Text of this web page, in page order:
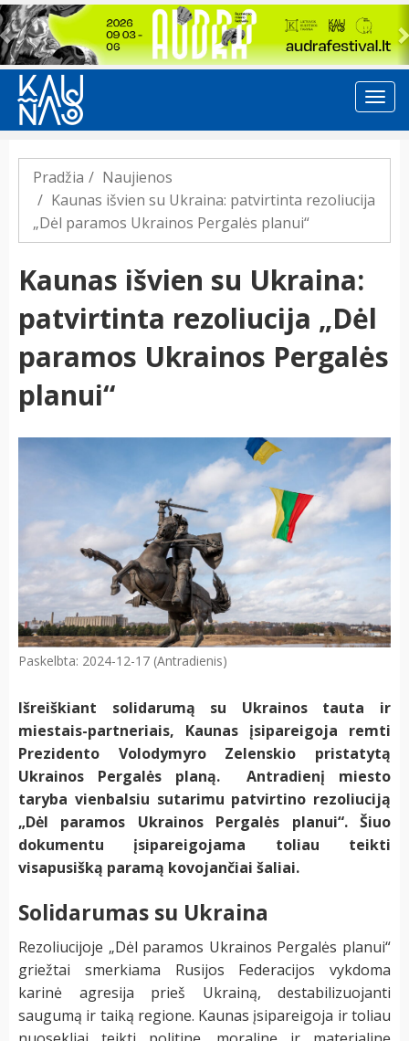
Previous
Pradžia
Naujienos
Kaunas išvien su Ukraina: patvirtinta rezoliucija
„Dėl paramos Ukrainos Pergalės planui“
Kaunas išvien su Ukraina:
patvirtinta rezoliucija „Dėl
paramos Ukrainos Pergalės
planui“
Paskelbta: 2024-12-17 (Antradienis)
Išreiškiant solidarumą su Ukrainos tauta ir
miestais-partneriais, Kaunas įsipareigoja remti
Prezidento Volodymyro Zelenskio pristatytą
Ukrainos Pergalės planą. Antradienį miesto
taryba vienbalsiu sutarimu patvirtino rezoliuciją
„Dėl paramos Ukrainos Pergalės planui“. Šiuo
dokumentu įsipareigojama toliau teikti
visapusišką paramą kovojančiai šaliai.
Solidarumas su Ukraina
Rezoliucijoje „Dėl paramos Ukrainos Pergalės planui“
griežtai smerkiama Rusijos Federacijos vykdoma
karinė agresija prieš Ukrainą, destabilizuojanti
saugumą ir taiką regione. Kaunas įsipareigoja ir toliau